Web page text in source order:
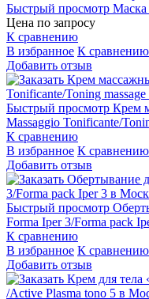
Быстрый просмотр Маска
Цена по запросу
К сравнению
В избранное К сравнению
Добавить отзыв
Быстрый просмотр Крем
Massaggio Tonificante/
К сравнению
В избранное К сравнению
Добавить отзыв
Быстрый просмотр
Forma Iper 3/Forma pack
К сравнению
В избранное К сравнению
Добавить отзыв